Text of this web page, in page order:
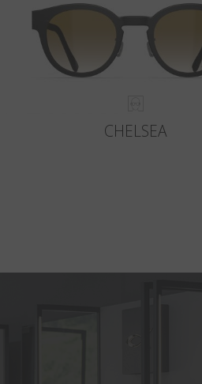
CHELSEA